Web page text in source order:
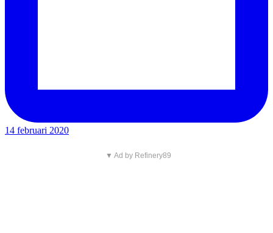
14 februari 2020
▼ Ad by Refinery89